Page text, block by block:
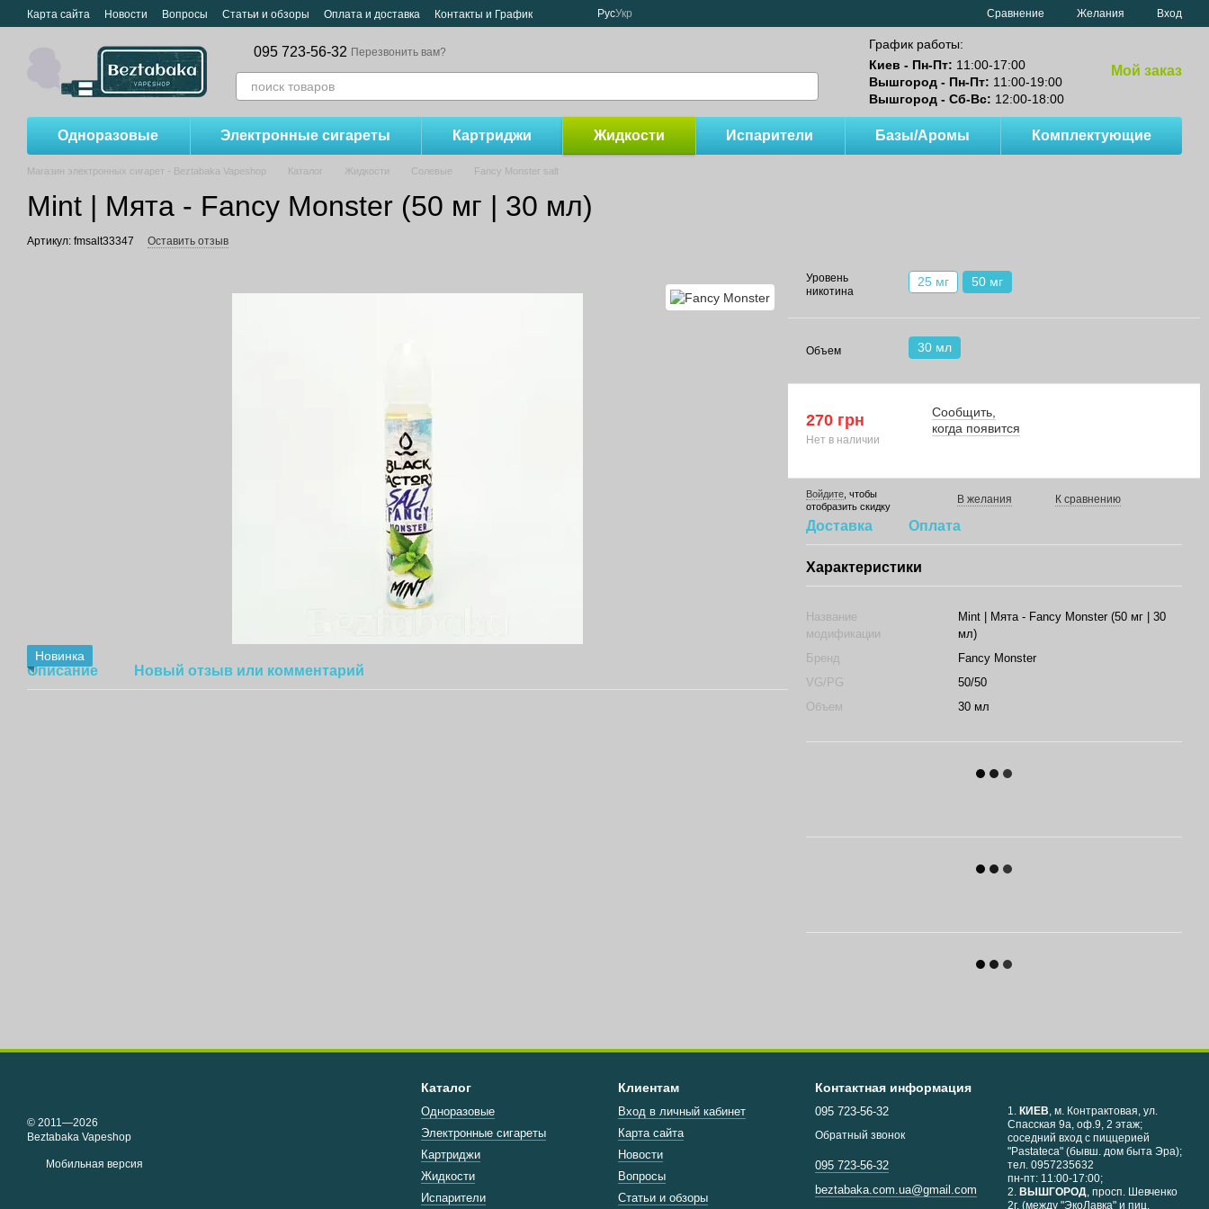
Перейти к основному контенту
Карта сайта Новости Вопросы Статьи и обзоры Оплата и доставка Контакты и График РусУкр Сравнение Желания Вход
095 723-56-32 Перезвонить вам?
График работы:
Киев - Пн-Пт: 11:00-17:00
Вышгород - Пн-Пт: 11:00-19:00
Вышгород - Сб-Вс: 12:00-18:00
Мой заказ
Одноразовые Электронные сигареты Картриджи Жидкости Испарители Базы/Аромы Комплектующие
Магазин электронных сигарет - Beztabaka Vapeshop Каталог Жидкости Солевые Fancy Monster salt
Mint | Мята - Fancy Monster (50 мг | 30 мл)
Артикул: fmsalt33347 Оставить отзыв
Новинка
Описание Новый отзыв или комментарий
Уровень
никотина
25 мг 50 мг
Объем 30 мл
270 грн
Нет в наличии
Сообщить,
когда появится
Войдите , чтобы
отобразить скидку
В желания К сравнению
Доставка Оплата
Характеристики
Название
модификации
Mint | Мята - Fancy Monster (50 мг | 30
мл)
Бренд
Fancy Monster
VG/PG
50/50
Объем
30 мл
© 2011—2026
Beztabaka Vapeshop
Мобильная версия
Каталог
Одноразовые
Электронные сигареты
Картриджи
Жидкости
Испарители
Клиентам
Вход в личный кабинет
Карта сайта
Новости
Вопросы
Статьи и обзоры
Контактная информация
095 723-56-32
Обратный звонок
095 723-56-32
beztabaka.com.ua@gmail.com
1. КИЕВ, м. Контрактовая, ул.
Спасская 9а, оф.9, 2 этаж;
соседний вход с пиццерией
"Pastateca" (бывш. дом быта Эра);
тел. 0957235632
пн-пт: 11:00-17:00;
2. ВЫШГОРОД, просп. Шевченко
2г, (между "ЭкоЛавка" и пиц.